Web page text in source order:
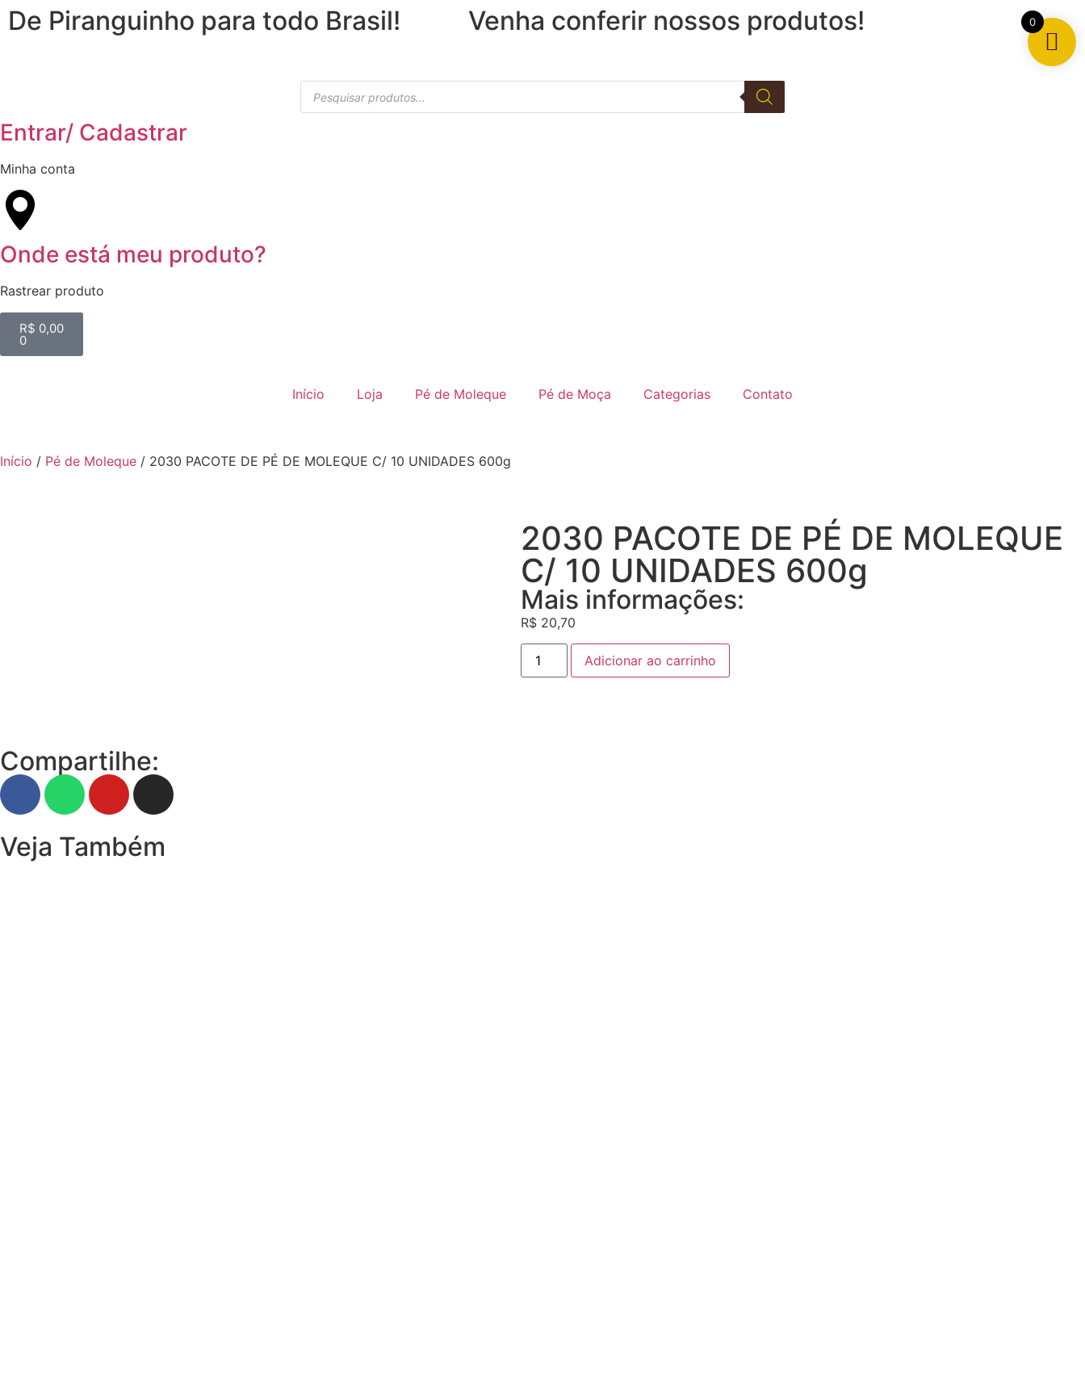
De Piranguinho para todo Brasil! Venha conferir nossos produtos!
Entrar/ Cadastrar
Minha conta
Onde está meu produto?
Rastrear produto
R$ 0,00
0
Início Loja Pé de Moleque Pé de Moça Categorias Contato
Início / Pé de Moleque / 2030 PACOTE DE PÉ DE MOLEQUE C/ 10 UNIDADES 600g
2030 PACOTE DE PÉ DE MOLEQUE
C/ 10 UNIDADES 600g
Mais informações:
R$ 20,70
Adicionar ao carrinho
Compartilhe:
Veja Também
0